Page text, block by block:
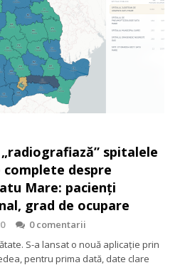
spitalele
despre
Mare: pacienți
grad de ocupare
0 comentarii
S-a lansat o nouă aplicație prin
pentru prima dată, date clare